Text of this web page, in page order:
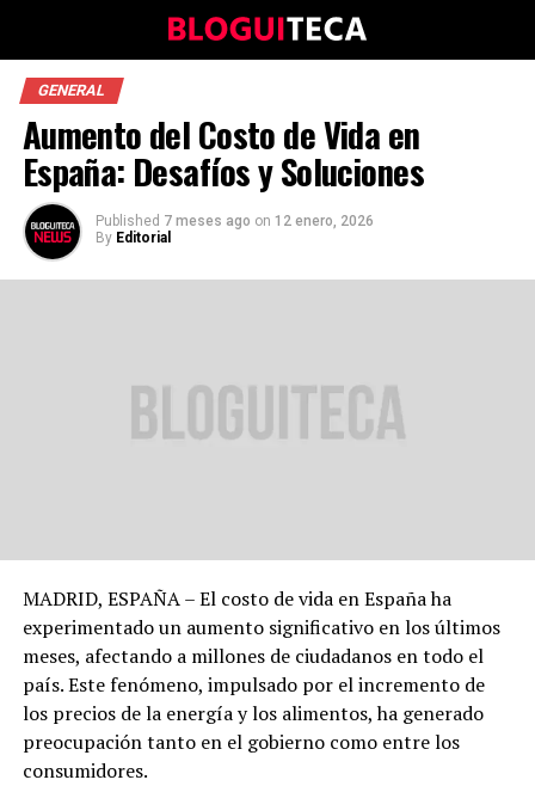
GENERAL
Aumento del Costo de Vida en
España: Desafíos y Soluciones
Published 7 meses ago on 12 enero, 2026
By Editorial
MADRID, ESPAÑA – El costo de vida en España ha
experimentado un aumento significativo en los últimos
meses, afectando a millones de ciudadanos en todo el
país. Este fenómeno, impulsado por el incremento de
los precios de la energía y los alimentos, ha generado
preocupación tanto en el gobierno como entre los
consumidores.